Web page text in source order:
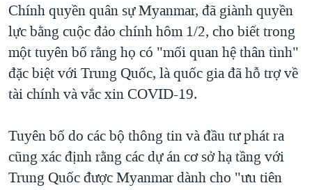
Chính quyền quân sự Myanmar, đã giành quyền
lực bằng cuộc đảo chính hôm 1/2, cho biết trong
một tuyên bố rằng họ có "mối quan hệ thân tình"
đặc biệt với Trung Quốc, là quốc gia đã hỗ trợ về
tài chính và vắc xin COVID-19.
Tuyên bố do các bộ thông tin và đầu tư phát ra
cũng xác định rằng các dự án cơ sở hạ tầng với
Trung Quốc được Myanmar dành cho "ưu tiên